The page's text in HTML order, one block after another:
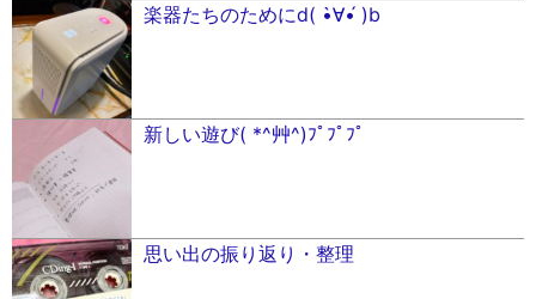
楽器たちのためにd( •̀∀•́ )b
新しい遊び( *^艸^)ﾌﾟﾌﾟﾌﾟ
思い出の振り返り・整理